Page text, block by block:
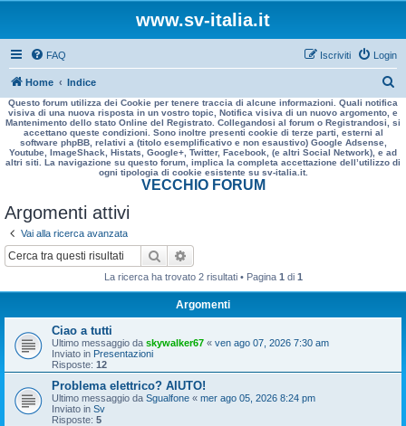
www.sv-italia.it
FAQ Login
Iscriviti
Home Indice
e
r
a
Questo forum utilizza dei Cookie per tenere traccia di alcune informazioni. Quali notifica
visiva di una nuova risposta in un vostro topic, Notifica visiva di un nuovo argomento, e
Mantenimento dello stato Online del Registrato. Collegandosi al forum o Registrandosi, si
accettano queste condizioni. Sono inoltre presenti cookie di terze parti, esterni al
software phpBB, relativi a (titolo esemplificativo e non esaustivo) Google Adsense,
Youtube, ImageShack, Histats, Google+, Twitter, Facebook, (e altri Social Network), e ad
altri siti. La navigazione su questo forum, implica la completa accettazione dell’utilizzo di
ogni tipologia di cookie esistente su sv-italia.it.
VECCHIO FORUM
Argomenti attivi
Vai alla ricerca avanzata
Cerca
La ricerca ha trovato 2 risultati • Pagina 1 di 1
Argomenti
Ciao a tutti
Ultimo messaggio da skywalker67 « ven ago 07, 2026 7:30 am
Inviato in Presentazioni
Risposte: 12
Problema elettrico? AIUTO!
Ultimo messaggio da Sgualfone « mer ago 05, 2026 8:24 pm
Inviato in Sv
Risposte: 5